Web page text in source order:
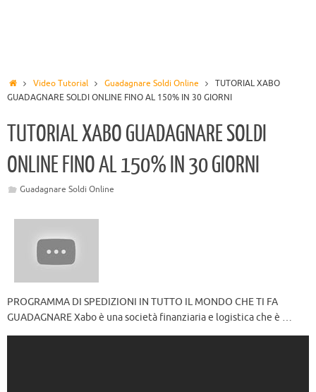
Video Tutorial Guadagnare Soldi Online
TUTORIAL XABO
GUADAGNARE SOLDI ONLINE FINO AL 150% IN 30 GIORNI
TUTORIAL XABO GUADAGNARE SOLDI
ONLINE FINO AL 150% IN 30 GIORNI
Guadagnare Soldi Online
PROGRAMMA DI SPEDIZIONI IN TUTTO IL MONDO CHE TI FA
GUADAGNARE Xabo è una società finanziaria e logistica che è …